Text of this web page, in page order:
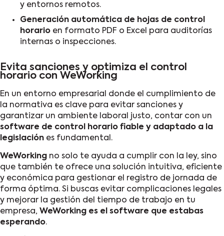
y entornos remotos.
Generación automática de hojas de control
horario en formato PDF o Excel para auditorías
internas o inspecciones.
Evita sanciones y optimiza el control
horario con WeWorking
En un entorno empresarial donde el cumplimiento de
la normativa es clave para evitar sanciones y
garantizar un ambiente laboral justo, contar con un
software de control horario fiable y adaptado a la
legislación es fundamental.
WeWorking no solo te ayuda a cumplir con la ley, sino
que también te ofrece una solución intuitiva, eficiente
y económica para gestionar el registro de jornada de
forma óptima. Si buscas evitar complicaciones legales
y mejorar la gestión del tiempo de trabajo en tu
empresa, WeWorking es el software que estabas
esperando.